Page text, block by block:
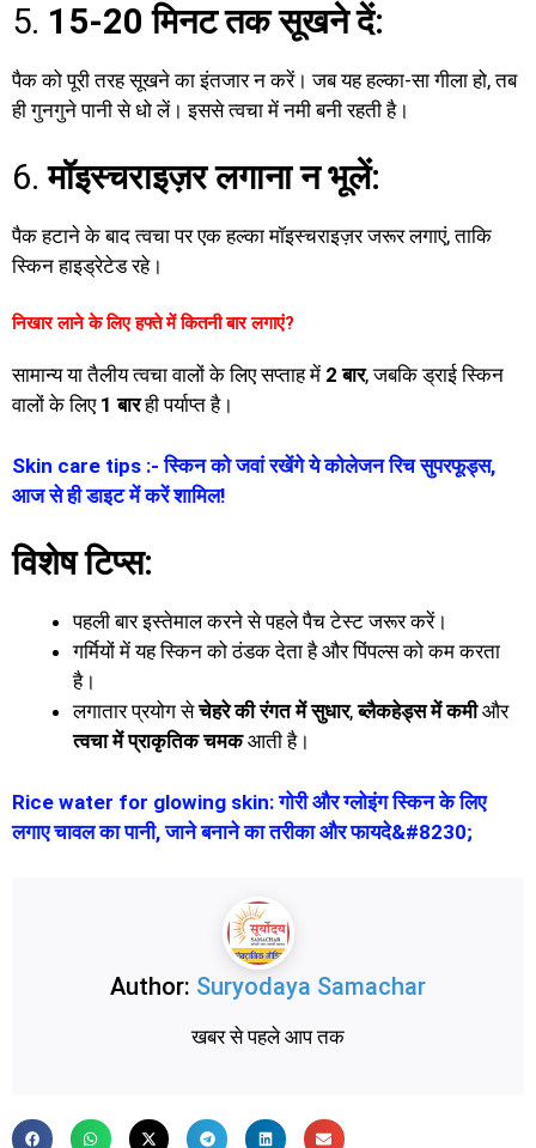
5. 15-20 मिनट तक सूखने दें:
पैक को पूरी तरह सूखने का इंतजार न करें। जब यह हल्का-सा गीला हो, तब
ही गुनगुने पानी से धो लें। इससे त्वचा में नमी बनी रहती है।
6.मॉइस्चराइज़र लगाना न भूलें:
पैक हटाने के बाद त्वचा पर एक हल्का मॉइस्चराइज़र जरूर लगाएं, ताकि
स्किन हाइड्रेटेड रहे।
निखार लाने के लिए हफ्ते में कितनी बार लगाएं?
सामान्य या तैलीय त्वचा वालों के लिए सप्ताह में 2 बार, जबकि ड्राई स्किन
वालों के लिए 1 बारही पर्याप्त है।
Skin care tips :- स्किन को जवां रखेंगे ये कोलेजन रिच सुपरफूड्स,
आज से ही डाइट में करें शामिल!
विशेष टिप्स:
पहली बार इस्तेमाल करने से पहले पैच टेस्ट जरूर करें।
गर्मियों में यह स्किन को ठंडक देता है और पिंपल्स को कम करता
है।
लगातार प्रयोग सेचेहरे की रंगत में सुधार,ब्लैकहेड्स में कमीऔर
त्वचा में प्राकृतिक चमकआती है।
Rice water for glowing skin: गोरी और ग्लोइंग स्किन के लिए
लगाए चावल का पानी, जाने बनाने का तरीका और फायदे&#8230;
Author: Suryodaya Samachar
खबर से पहले आप तक